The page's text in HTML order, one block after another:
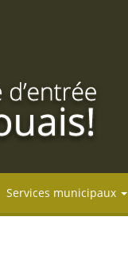
Services municipaux